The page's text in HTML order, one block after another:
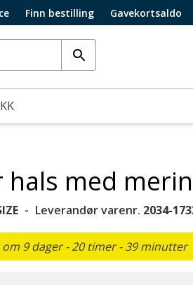
Finn bestilling Gavekortsaldo
hals med
Leverandør varenr. 2034-
9 dager - 20 timer - 39 minutter